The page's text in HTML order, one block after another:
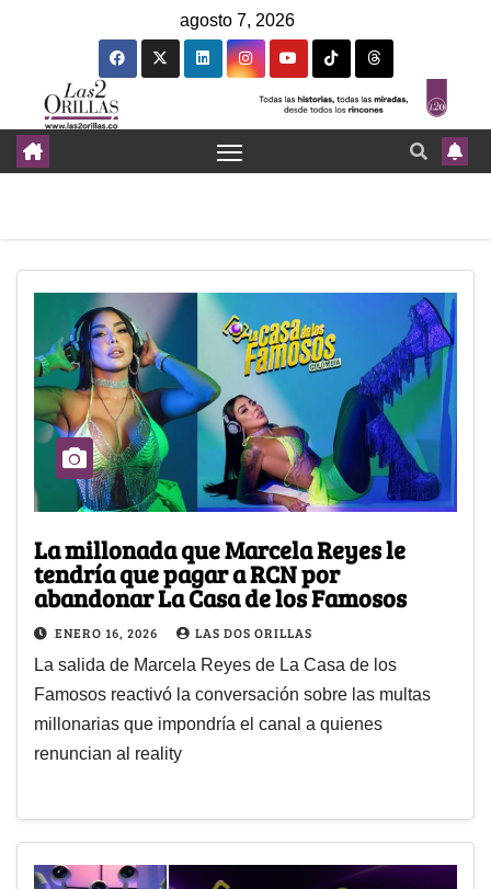
agosto 7, 2026
La millonada que Marcela Reyes le
tendría que pagar a RCN por
abandonar La Casa de los Famosos
ENERO 16, 2026 LAS DOS ORILLAS
La salida de Marcela Reyes de La Casa de los
Famosos reactivó la conversación sobre las multas
millonarias que impondría el canal a quienes
renuncian al reality